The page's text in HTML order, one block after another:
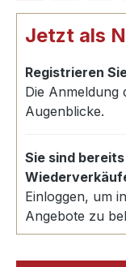
Jetzt als
Registrieren
Die Anmeldung
Augenblicke.
Sie sind bereits
Einloggen, um
Angebote zu